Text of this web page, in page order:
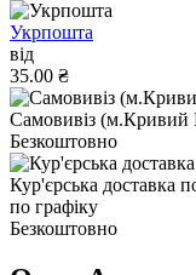
Укрпошта
від
35.00 ₴
Самовивіз (м.Кривий
Безкоштовно
Кур'єрська доставка
по графіку
Безкоштовно